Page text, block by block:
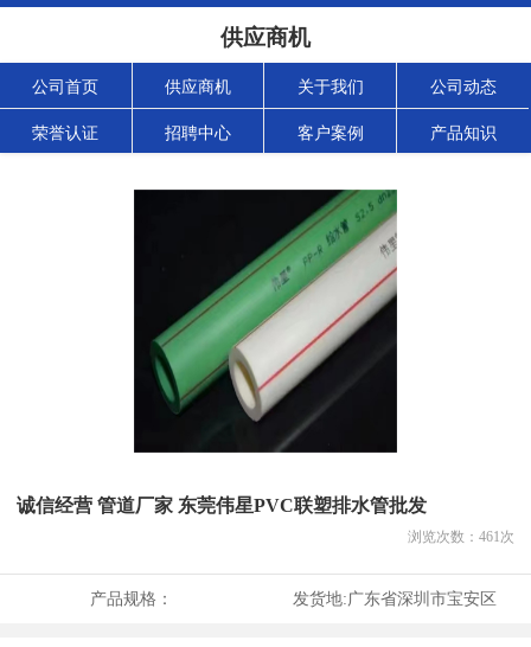
供应商机
公司首页 供应商机 关于我们 公司动态
荣誉认证 招聘中心 客户案例 产品知识
诚信经营 管道厂家 东莞伟星PVC联塑排水管批发
浏览次数： 461次
产品规格： 发货地:广东省深圳市宝安区